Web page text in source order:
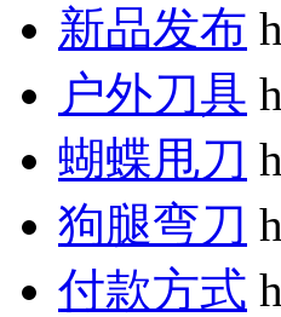
新品发布
户外刀具
蝴蝶甩刀
狗腿弯刀
付款方式